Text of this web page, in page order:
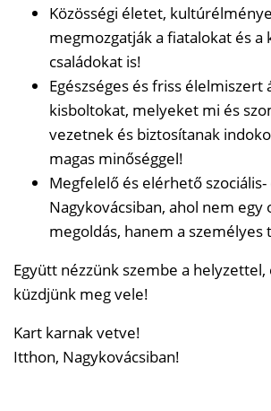
Közösségi életet,
megmozgatják a fiatalokat és a
családokat is!
Egészséges és friss élelmiszert
kisboltokat, melyeket mi és
vezetnek és biztosítanak
magas minőséggel!
Megfelelő és elérhető
Nagykovácsiban, ahol nem egy
megoldás, hanem a személyes
Együtt nézzünk szembe a
küzdjünk meg vele!
Kart karnak vetve!
Itthon, Nagykovácsiban!